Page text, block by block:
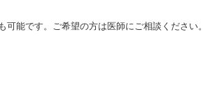
能です。ご希望の方は医師にご相談ください。